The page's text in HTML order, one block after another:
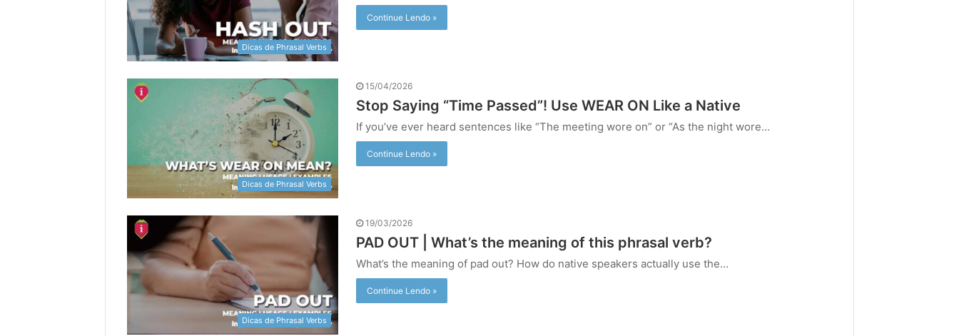
Dicas de Phrasal Verbs
Continue Lendo »
Dicas de Phrasal Verbs
15/04/2026
Stop Saying “Time Passed”! Use WEAR ON Like a Native
If you’ve ever heard sentences like “The meeting wore on” or “As the night wore…
Continue Lendo »
Dicas de Phrasal Verbs
19/03/2026
PAD OUT | What’s the meaning of this phrasal verb?
What’s the meaning of pad out? How do native speakers actually use the…
Continue Lendo »